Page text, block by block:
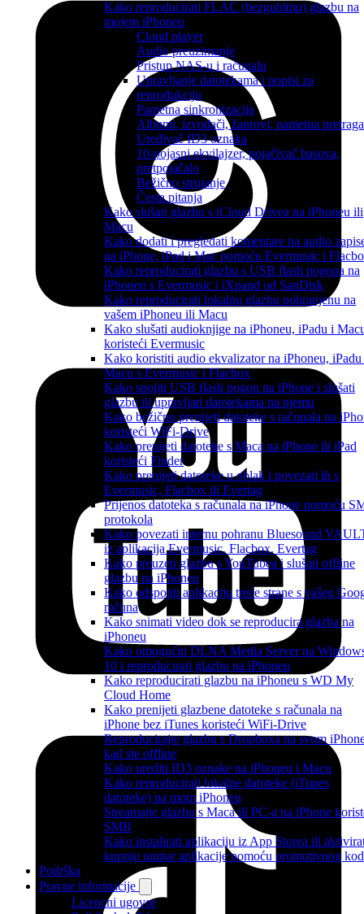
Kako reproducirati FLAC (bezgubitnu) glazbu na
mojem iPhoneu
Cloud player
Audio preuzimanje
Pristup NAS-u i računalu
Upravljanje datotekama i popisi za
reprodukciju
Pametna sinkronizacija
Albumi, izvođači, žanrovi, pametna pretraga
Uređivač ID3 oznaka
10-pojasni ekvilajzer, pojačivač basova,
pretpojačalo
Bežično strujanje
Česta pitanja
Kako slušati glazbu s iCloud Drivea na iPhoneu ili
Macu
Kako dodati i pregledati komentare na audio
na iPhone, iPad i Mac pomoću Evermusic i
Kako reproducirati glazbu s USB flash pogona na
iPhoneu s Evermusic i iXpand od SanDisk
Kako reproducirati lokalnu glazbu pohranjenu na
vašem iPhoneu ili Macu
Kako slušati audioknjige na iPhoneu, iPadu i
koristeći Evermusic
Kako koristiti audio ekvalizator na iPhoneu,
Macu s Evermusic i Flacbox
Kako spojiti USB flash pogon na iPhone i slušati
glazbu ili upravljati datotekama na njemu
Kako bežično prenijeti datoteke s računala na
koristeći WiFi-Drive
Kako prenijeti datoteke s Maca na iPhone ili iPad
koristeći Finder
Kako prenijeti datoteke u oblak i povezati ih s
Evermusic, Flacbox ili Evertag
Prijenos datoteka s računala na iPhone pomoću
protokola
Kako povezati internu pohranu Bluesound
iz aplikacija Evermusic, Flacbox, Evertag
Kako preuzeti glazbu s YouTubea i slušati offline
glazbu na iPhoneu
Kako odspojiti aplikaciju treće strane s vašeg
računa
Kako snimati video dok se reproducira glazba na
iPhoneu
Kako omogućiti DLNA Media Server na
10 i reproducirati glazbu na iPhoneu
Kako reproducirati glazbu na iPhoneu s WD My
Cloud Home
Kako prenijeti glazbene datoteke s računala na
iPhone bez iTunes koristeći WiFi-Drive
Reproducirajte glazbu s Dropboxa na svom
kad ste offline
Kako urediti ID3 oznake na iPhoneu i Macu
Kako reproducirati lokalne datoteke (iTunes
datoteke) na mom iPhoneu
Streamajte glazbu s Maca ili PC-a na iPhone
SMB
Kako instalirati aplikaciju iz App Storea ili
kupnju unutar aplikacije pomoću promotivnog
Podrška
Pravne informacije
Licencni ugovor